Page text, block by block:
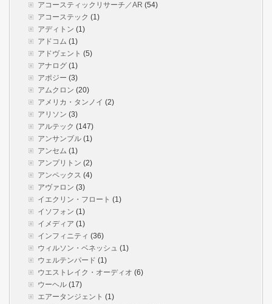
アコースティックリサーチ／AR (54)
アコーステック (1)
アディトン (1)
アドコム (1)
アドヴェント (5)
アナログ (1)
アポジー (3)
アムクロン (20)
アメリカ・タンノイ (2)
アリソン (3)
アルテック (147)
アンサンブル (1)
アンセム (1)
アンプリトン (2)
アンペックス (4)
アヴァロン (3)
イエクリン・フロート (1)
イソフォン (1)
イメディア (1)
インフィニティ (36)
ウィルソン・ベネッシュ (1)
ウェルテンパード (1)
ウエストレイク・オーディオ (6)
ウーヘル (17)
エアータンジェント (1)